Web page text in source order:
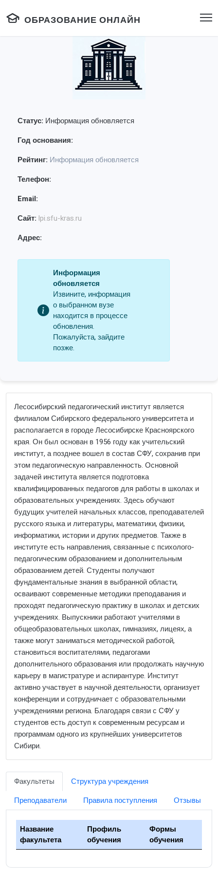
ОБРАЗОВАНИЕ ОНЛАЙН
Статус: Информация обновляется
Год основания:
Рейтинг: Информация обновляется
Телефон:
Email:
Сайт: lpi.sfu-kras.ru
Адрес:
Информация
обновляется
Извините, информация
о выбранном вузе
находится в процессе
обновления.
Пожалуйста, зайдите
позже.
Лесосибирский педагогический институт является
филиалом Сибирского федерального университета и
располагается в городе Лесосибирске Красноярского
края. Он был основан в 1956 году как учительский
институт, а позднее вошел в состав СФУ, сохранив при
этом педагогическую направленность. Основной
задачей института является подготовка
квалифицированных педагогов для работы в школах и
образовательных учреждениях. Здесь обучают
будущих учителей начальных классов, преподавателей
русского языка и литературы, математики, физики,
информатики, истории и других предметов. Также в
институте есть направления, связанные с психолого-
педагогическим образованием и дополнительным
образованием детей. Студенты получают
фундаментальные знания в выбранной области,
осваивают современные методики преподавания и
проходят педагогическую практику в школах и детских
учреждениях. Выпускники работают учителями в
общеобразовательных школах, гимназиях, лицеях, а
также могут заниматься методической работой,
становиться воспитателями, педагогами
дополнительного образования или продолжать научную
карьеру в магистратуре и аспирантуре. Институт
активно участвует в научной деятельности, организует
конференции и сотрудничает с образовательными
учреждениями региона. Благодаря связи с СФУ у
студентов есть доступ к современным ресурсам и
программам одного из крупнейших университетов
Сибири.
Факультеты
Структура учреждения
Преподаватели
Правила поступления Отзывы
Название
факультета
Профиль
обучения
Формы
обучения